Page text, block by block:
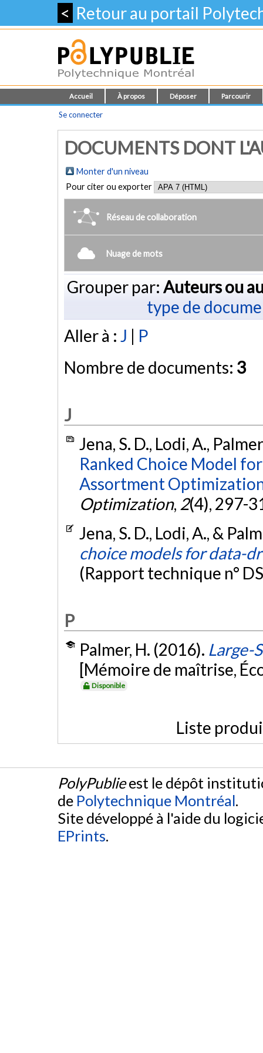
< Retour au portail
Accueil À propos Déposer Parcourir
Se connecter
DOCUMENTS DONT
Monter d'un niveau
Pour citer ou exporter
Réseau de collaboration
Nuage de mots
Grouper par: Auteurs ou
type de
Aller à : J | P
Nombre de documents: 3
J
Jena, S. D., Lodi, A.,
Ranked Choice Model
Assortment
Optimization, 2(4), 297-
Jena, S. D., Lodi, A., &
choice models for data-
(Rapport technique n°
P
Palmer, H. (2016). Large-
[Mémoire de maîtrise,
Disponible
Liste
PolyPublieest le dépôt
de Polytechnique Montréal.
Site développé à l'aide du
EPrints.